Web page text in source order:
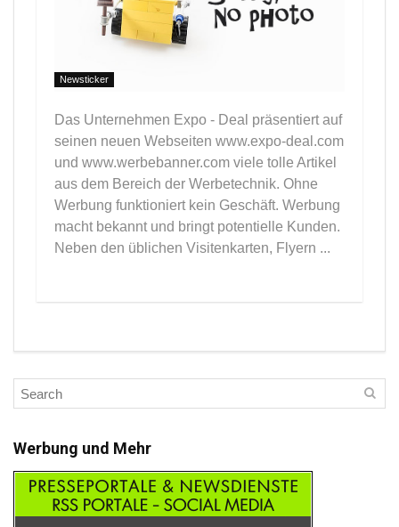
Newsticker
Das Unternehmen Expo - Deal präsentiert auf
seinen neuen Webseiten www.expo-deal.com
und www.werbebanner.com viele tolle Artikel
aus dem Bereich der Werbetechnik. Ohne
Werbung funktioniert kein Geschäft. Werbung
macht bekannt und bringt potentielle Kunden.
Neben den üblichen Visitenkarten, Flyern ...
Werbung und Mehr